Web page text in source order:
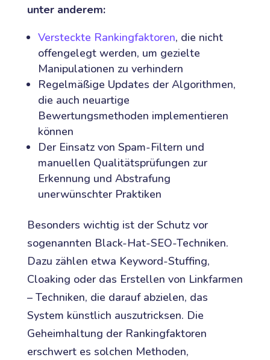
unter anderem:
Versteckte Rankingfaktoren, die nicht
offengelegt werden, um gezielte
Manipulationen zu verhindern
Regelmäßige Updates der Algorithmen,
die auch neuartige
Bewertungsmethoden implementieren
können
Der Einsatz von Spam-Filtern und
manuellen Qualitätsprüfungen zur
Erkennung und Abstrafung
unerwünschter Praktiken
Besonders wichtig ist der Schutz vor
sogenannten Black-Hat-SEO-Techniken.
Dazu zählen etwa Keyword-Stuffing,
Cloaking oder das Erstellen von Linkfarmen
– Techniken, die darauf abzielen, das
System künstlich auszutricksen. Die
Geheimhaltung der Rankingfaktoren
erschwert es solchen Methoden,